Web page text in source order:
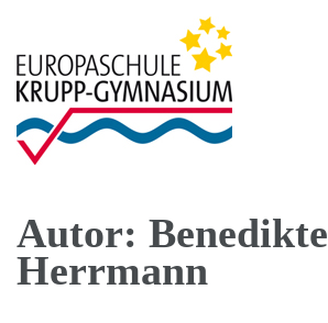
Inhalt
springen
(Enter
drücken)
Europaschule
Autor: Benedikte
Herrmann